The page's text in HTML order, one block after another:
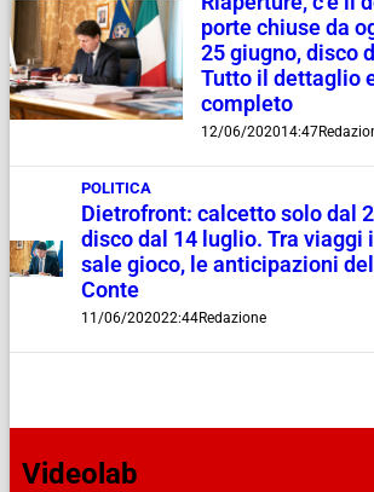
porte chiuse da
25 giugno, disco
Tutto il dettaglio
completo
12/06/202014:47
POLITICA
Dietrofront: calcetto solo dal
disco dal 14 luglio. Tra viaggi
sale gioco, le anticipazioni
Conte
11/06/202022:44Redazione
Videolab